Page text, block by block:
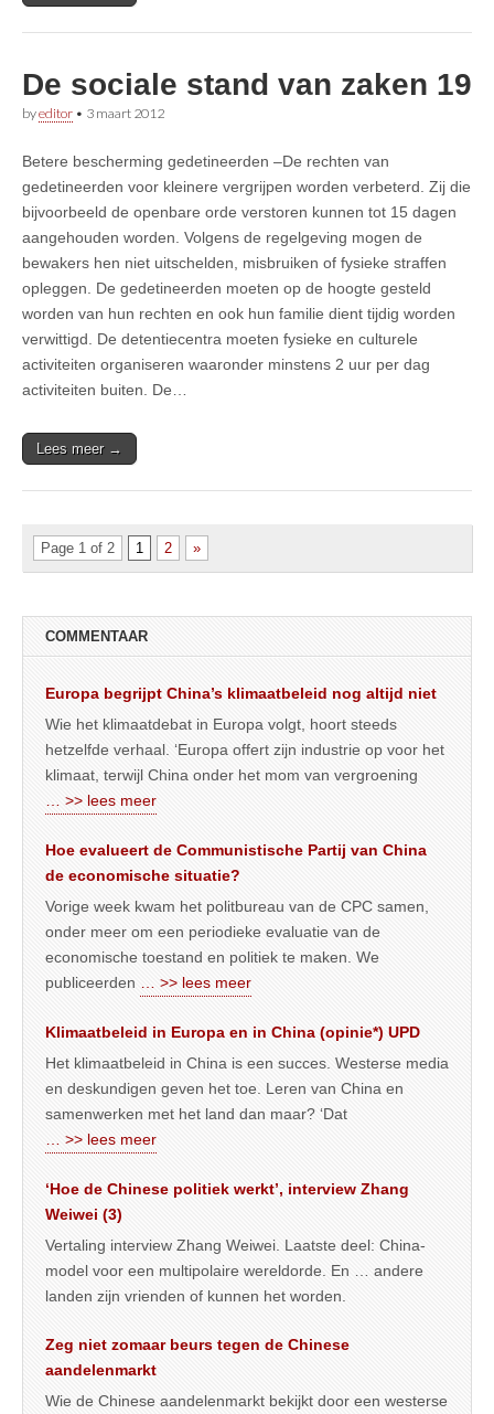
De sociale stand van zaken 19
byeditor • 3 maart 2012
Betere bescherming gedetineerden –De rechten van
gedetineerden voor kleinere vergrijpen worden verbeterd. Zij die
bijvoorbeeld de openbare orde verstoren kunnen tot 15 dagen
aangehouden worden. Volgens de regelgeving mogen de
bewakers hen niet uitschelden, misbruiken of fysieke straffen
opleggen. De gedetineerden moeten op de hoogte gesteld
worden van hun rechten en ook hun familie dient tijdig worden
verwittigd. De detentiecentra moeten fysieke en culturele
activiteiten organiseren waaronder minstens 2 uur per dag
activiteiten buiten. De…
Lees meer →
Page 1 of 2 1 2 »
COMMENTAAR
Europa begrijpt China’s klimaatbeleid nog altijd niet
Wie het klimaatdebat in Europa volgt, hoort steeds
hetzelfde verhaal. ‘Europa offert zijn industrie op voor het
klimaat, terwijl China onder het mom van vergroening
… >> lees meer
Hoe evalueert de Communistische Partij van China
de economische situatie?
Vorige week kwam het politbureau van de CPC samen,
onder meer om een periodieke evaluatie van de
economische toestand en politiek te maken. We
publiceerden
… >> lees meer
Klimaatbeleid in Europa en in China (opinie*) UPD
Het klimaatbeleid in China is een succes. Westerse media
en deskundigen geven het toe. Leren van China en
samenwerken met het land dan maar? ‘Dat
… >> lees meer
‘Hoe de Chinese politiek werkt’, interview Zhang
Weiwei (3)
Vertaling interview Zhang Weiwei. Laatste deel: China-
model voor een multipolaire wereldorde. En … andere
landen zijn vrienden of kunnen het worden.
Zeg niet zomaar beurs tegen de Chinese
aandelenmarkt
Wie de Chinese aandelenmarkt bekijkt door een westerse